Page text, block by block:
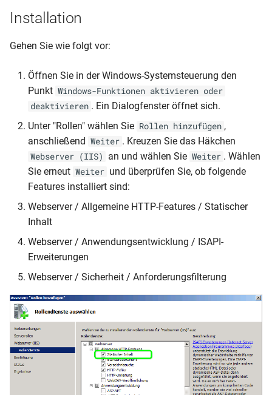
Änderungen 2016
Änderungen 2015
Änderungen 2014 und
Die Unterrichtsmatrix
Zeitpräferenzen erfassen
Termine zeitlich verplanen
Raumbelegung festlegen
Manuelles Setzen
Einstellungen für das
manuelle Planen
Planungsfenster
Mit dem Kalender planen
Schuljahreswechsel
Knowledge Base (FAQ)
Publikationen
Was wird gezeigt?
Knowledge Base (FAQ)
Installation
Gehen Sie wie folgt vor:
Öffnen Sie in der Windows-Systemsteuerung den
Punkt Windows-Funktionen aktivieren oder
deaktivieren . Ein Dialogfenster öffnet sich.
Unter "Rollen" wählen Sie Rollen hinzufügen ,
anschließend Weiter . Kreuzen Sie das Häkchen
Webserver (IIS) an und wählen Sie Weiter . Wählen
Sie erneut Weiter und überprüfen Sie, ob folgende
Features installiert sind:
Webserver / Allgemeine HTTP-Features / Statischer
Inhalt
Webserver / Anwendungsentwicklung / ISAPI-
Erweiterungen
Webserver / Sicherheit / Anforderungsfilterung